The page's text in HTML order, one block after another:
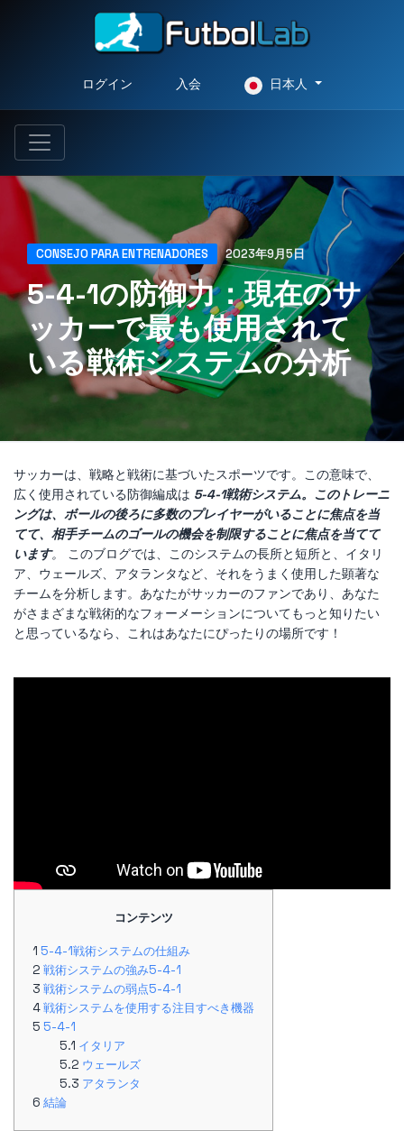
ログイン 入会 日本人
CONSEJO PARA ENTRENADORES 2023年9月5日
5-4-1の防御力：現在のサ
ッカーで最も使用されて
いる戦術システムの分析
サッカーは、戦略と戦術に基づいたスポーツです。この意味で、
広く使用されている防御編成は 5-4-1戦術システム。このトレーニ
ングは、ボールの後ろに多数のプレイヤーがいることに焦点を当
てて、相手チームのゴールの機会を制限することに焦点を当てて
います。
このブログでは、このシステムの長所と短所と、イタリ
ア、ウェールズ、アタランタなど、それをうまく使用した顕著な
チームを分析します。あなたがサッカーのファンであり、あなた
がさまざまな戦術的なフォーメーションについてもっと知りたい
と思っているなら、これはあなたにぴったりの場所です！
コンテンツ
5-4-1戦術システムの仕組み
戦術システムの強み5-4-1
戦術システムの弱点5-4-1
戦術システムを使用する注目すべき機器
5-4-1
イタリア
ウェールズ
アタランタ
結論